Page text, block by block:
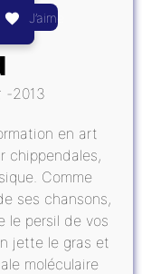
J’aime
2013
en art
chippendales,
Comme
ses chansons,
le persil de vos
jette le gras et
moléculaire